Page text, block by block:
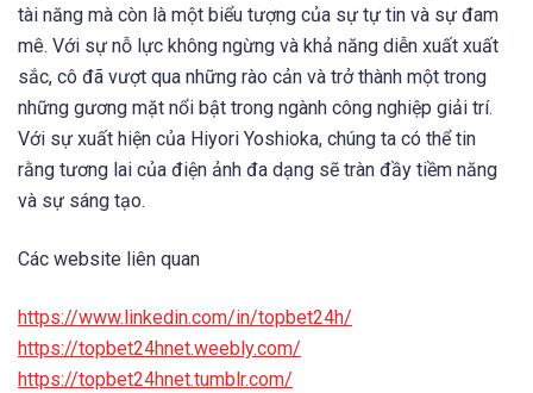
tài năng mà còn là một biểu tượng của sự tự tin và sự đam
mê. Với sự nỗ lực không ngừng và khả năng diễn xuất xuất
sắc, cô đã vượt qua những rào cản và trở thành một trong
những gương mặt nổi bật trong ngành công nghiệp giải trí.
Với sự xuất hiện của Hiyori Yoshioka, chúng ta có thể tin
rằng tương lai của điện ảnh đa dạng sẽ tràn đầy tiềm năng
và sự sáng tạo.
Các website liên quan
https://www.linkedin.com/in/topbet24h/
https://topbet24hnet.weebly.com/
https://topbet24hnet.tumblr.com/